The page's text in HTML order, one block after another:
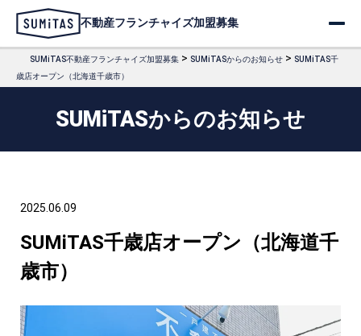
不動産フランチャイズ加盟募集
SUMiTAS不動産フランチャイズ加盟募集 > SUMiTASからのお知らせ > SUMiTAS千
歳店オープン（北海道千歳市）
SUMiTASからのお知らせ
2025.06.09
SUMiTAS千歳店オープン（北海道千
歳市）